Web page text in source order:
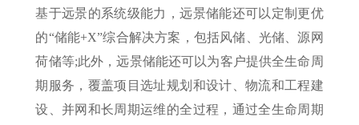
基于远景的系统级能力，远景储能还可以定制更优
的“储能+X”综合解决方案，包括风储、光储、源网
荷储等;此外，远景储能还可以为客户提供全生命周
期服务，覆盖项目选址规划和设计、物流和工程建
设、并网和长周期运维的全过程，通过全生命周期